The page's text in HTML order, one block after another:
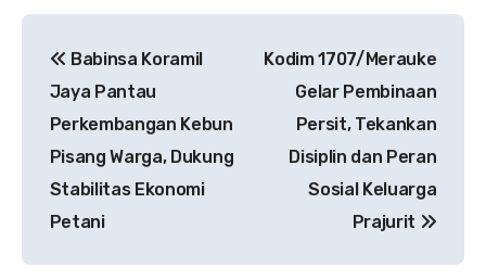
pos
Babinsa Koramil
Jaya Pantau
Perkembangan Kebun
Pisang Warga, Dukung
Stabilitas Ekonomi
Petani
Kodim 1707/Merauke
Gelar Pembinaan
Persit, Tekankan
Disiplin dan Peran
Sosial Keluarga
Prajurit